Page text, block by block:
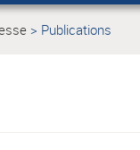
Publications